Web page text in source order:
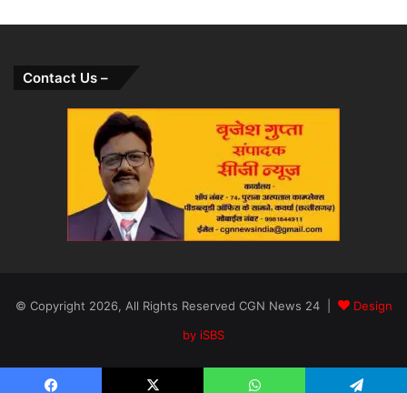
Contact Us –
© Copyright 2026, All Rights Reserved CGN News 24 |
Design
by iSBS